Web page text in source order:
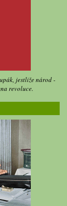
jestliže národ -
revoluce.